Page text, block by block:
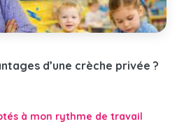
d’une crèche privée ?
à mon rythme de travail